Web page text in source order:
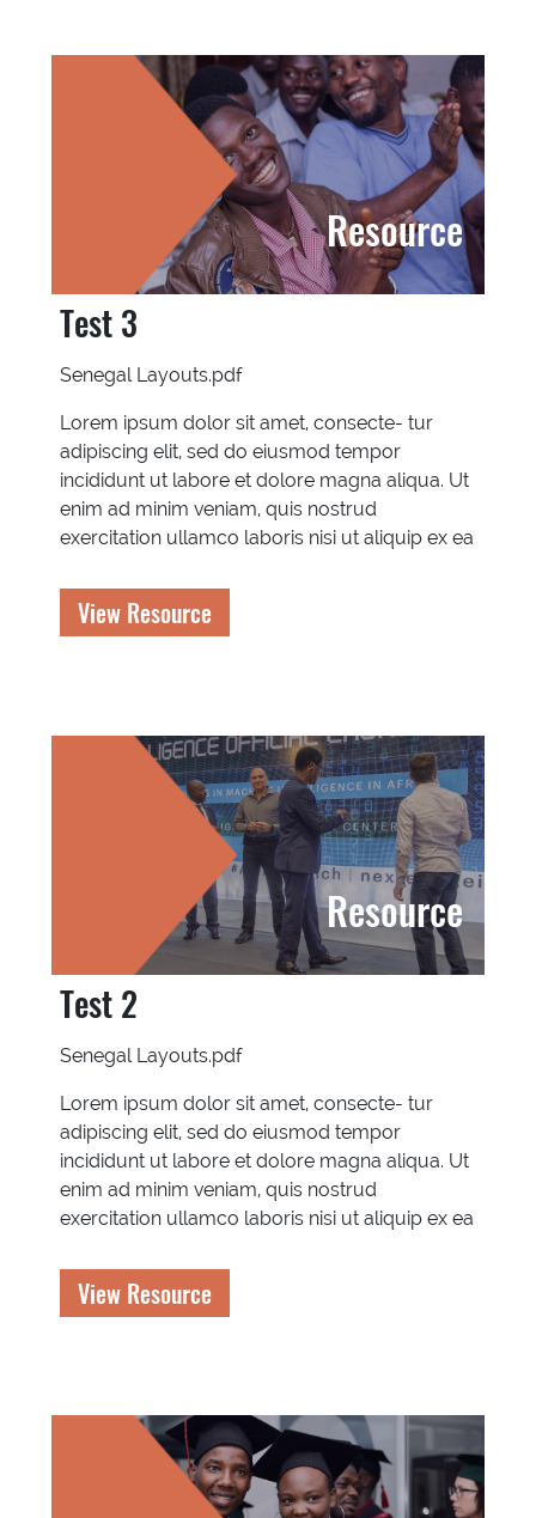
Resource
Test 3
Senegal Layouts.pdf
Lorem ipsum dolor sit amet, consecte- tur
adipiscing elit, sed do eiusmod tempor
incididunt ut labore et dolore magna aliqua. Ut
enim ad minim veniam, quis nostrud
exercitation ullamco laboris nisi ut aliquip ex ea
View Resource
Resource
Test 2
Senegal Layouts.pdf
Lorem ipsum dolor sit amet, consecte- tur
adipiscing elit, sed do eiusmod tempor
incididunt ut labore et dolore magna aliqua. Ut
enim ad minim veniam, quis nostrud
exercitation ullamco laboris nisi ut aliquip ex ea
View Resource